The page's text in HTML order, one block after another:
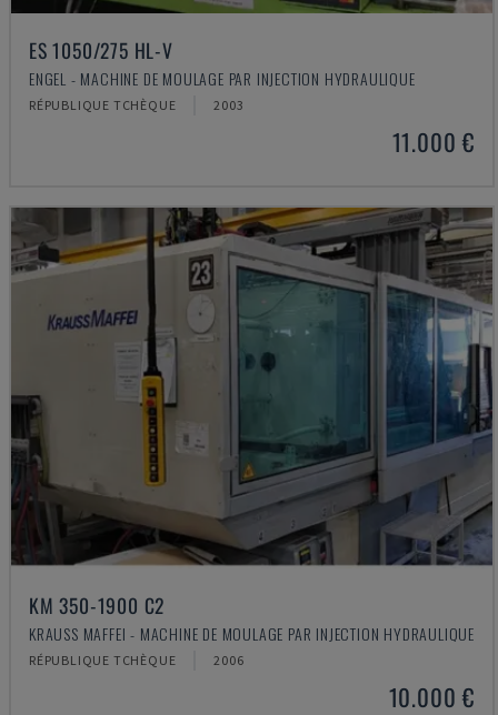
ES 1050/275 HL-V
ENGEL - MACHINE DE MOULAGE PAR INJECTION HYDRAULIQUE
RÉPUBLIQUE TCHÈQUE 2003
11.000 €
KM 350-1900 C2
KRAUSS MAFFEI - MACHINE DE MOULAGE PAR INJECTION HYDRAULIQUE
RÉPUBLIQUE TCHÈQUE 2006
10.000 €